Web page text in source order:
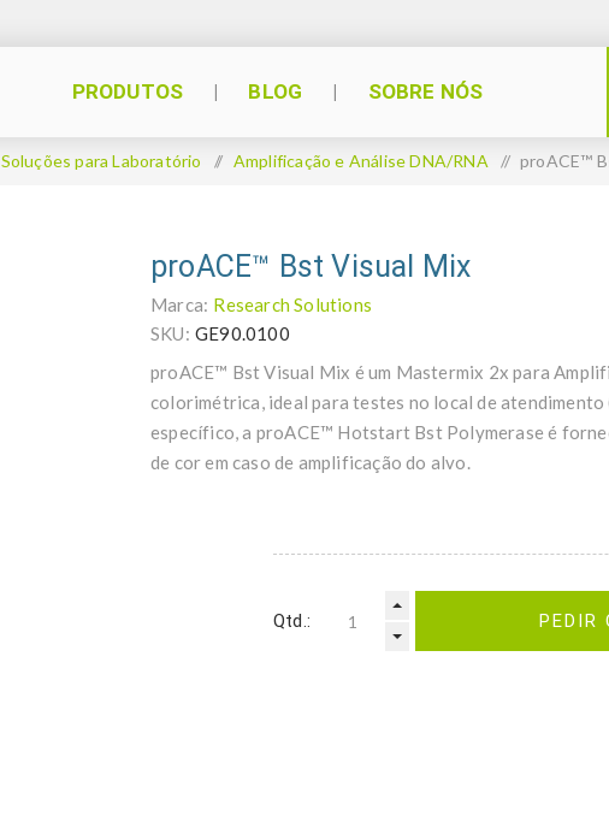
PRODUTOS BLOG SOBRE NÓS
Soluções para Laboratório / Amplificação e Análise DNA/RNA / proACE™
proACE™ Bst Visual Mix
Marca: Research Solutions
SKU: GE90.0100
proACE™ Bst Visual Mix é um Mastermix 2x para
colorimétrica, ideal para testes no local de
específico, a proACE™ Hotstart Bst Polymerase é
de cor em caso de amplificação do alvo.
Qtd.: PEDIR